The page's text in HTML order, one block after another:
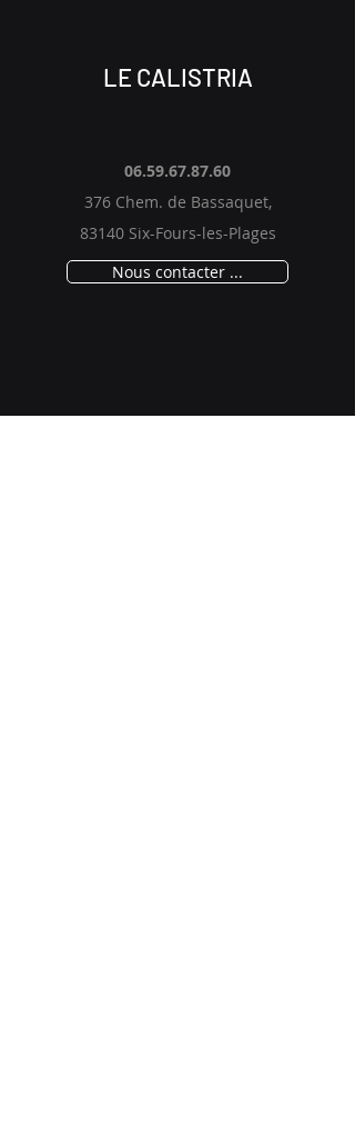
LE CALISTRIA
06.59.67.87.60
376 Chem. de Bassaquet,
83140 Six-Fours-les-Plages
Nous contacter ...